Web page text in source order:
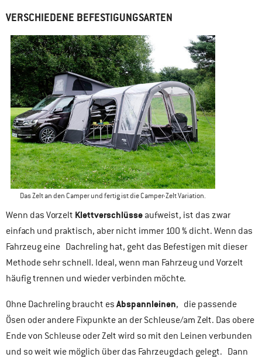
VERSCHIEDENE BEFESTIGUNGSARTEN
Das Zelt an den Camper und fertig ist die Camper-Zelt Variation.
Wenn das Vorzelt Klettverschlüsse aufweist, ist das zwar
einfach und praktisch, aber nicht immer 100 % dicht. Wenn das
Fahrzeug eine Dachreling hat, geht das Befestigen mit dieser
Methode sehr schnell. Ideal, wenn man Fahrzeug und Vorzelt
häufig trennen und wieder verbinden möchte.
Ohne Dachreling braucht es Abspannleinen, die passende
Ösen oder andere Fixpunkte an der Schleuse/am Zelt. Das obere
Ende von Schleuse oder Zelt wird so mit den Leinen verbunden
und so weit wie möglich über das Fahrzeugdach gelegt. Dann